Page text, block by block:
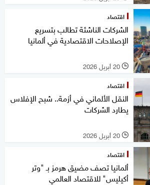
اقتصاد
الشركات الناشئة تطالب بتسريع
الإصلاحات الاقتصادية في ألمانيا
l 20 أبريل 2026
اقتصاد
النقل الألماني في أزمة.. شبح الإفلاس
يطارد الشركات
l 20 أبريل 2026
اقتصاد
ألمانيا تصف مضيق هرمز بـ "وتر
أكيليس" للاقتصاد العالمي